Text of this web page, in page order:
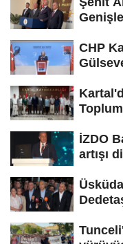
CHP
İZDO
artışı